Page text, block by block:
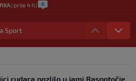
| prije 4 h | 0
počinje nova sezona šampionata
Željezničar protiv novajlije na
|prije 4 h| 0
Sport
rudara pozlilo u jami Raspotočje,